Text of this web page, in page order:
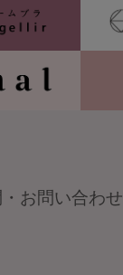
お問い合わせ